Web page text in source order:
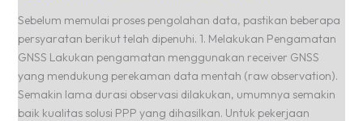
Sebelum memulai proses pengolahan data, pastikan beberapa
persyaratan berikut telah dipenuhi. 1. Melakukan Pengamatan
GNSS Lakukan pengamatan menggunakan receiver GNSS
yang mendukung perekaman data mentah (raw observation).
Semakin lama durasi observasi dilakukan, umumnya semakin
baik kualitas solusi PPP yang dihasilkan. Untuk pekerjaan